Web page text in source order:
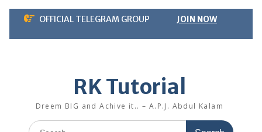
Skip
content
OFFICIAL TELEGRAM GROUP JOIN NOW
RK Tutorial
Dreem BIG and Achive it.. – A.P.J. Abdul Kalam
Search